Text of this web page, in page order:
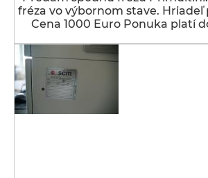
fréza vo výbornom stave. Hriadeľ
Cena 1000 Euro Ponuka platí